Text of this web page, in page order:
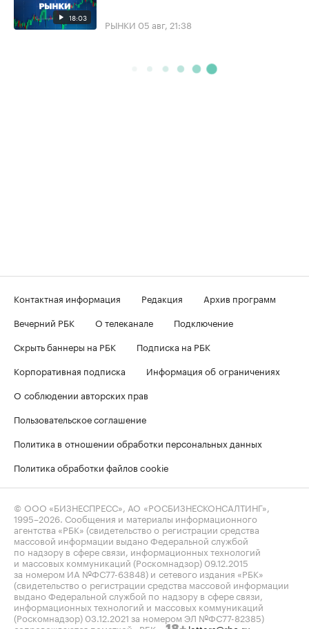
18:03 РЫНКИ 05 авг, 21:38
Контактная информация Редакция
Архив программ
Вечерний РБК
О телеканале
Подключение
Скрыть баннеры на РБК
Подписка на РБК
Корпоративная подписка
Информация об ограничениях
О соблюдении авторских прав
Пользовательское соглашение
Политика в отношении обработки персональных данных
Политика обработки файлов cookie
© ООО «БИЗНЕСПРЕСС», АО «РОСБИЗНЕСКОНСАЛТИНГ»,
1995–2026 . Сообщения и материалы информационного
агентства «РБК» (свидетельство о регистрации средства
массовой информации выдано Федеральной службой
по надзору в сфере связи, информационных технологий
и массовых коммуникаций (Роскомнадзор) 09.12.2015
за номером ИА №ФС77-63848) и сетевого издания «РБК»
(свидетельство о регистрации средства массовой информации
выдано Федеральной службой по надзору в сфере связи,
информационных технологий и массовых коммуникаций
(Роскомнадзор) 03.12.2021 за номером ЭЛ №ФС77-82385)